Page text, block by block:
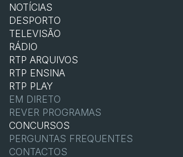
NOTÍCIAS
DESPORTO
TELEVISÃO
RÁDIO
RTP ARQUIVOS
RTP ENSINA
RTP PLAY
EM DIRETO
REVER PROGRAMAS
CONCURSOS
PERGUNTAS FREQUENTES
CONTACTOS